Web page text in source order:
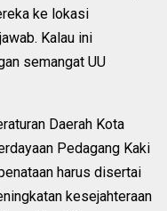
ke lokasi
Kalau ini
semangat UU
Daerah Kota
Pedagang Kaki
harus disertai
kesejahteraan